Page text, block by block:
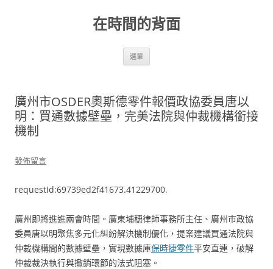
在時間的背面
選單
廣州市OSDER奧斯德零件報價政協委員唐以
明：買通數據壁壘，完美法院與仲裁機構銜接
機制
發佈留言
requestId:69739ed2f41673.41229700.
廣州即將進進兩會時間。廣東埔穗律師事務所主任、廣州市政協
委員唐以明聚焦多元化糾紛解決機制優化，提案建議買通法院與
仲裁機構間的數據壁壘，實現數據庫保時捷零件平安直連，破解
仲裁裁決執行與撤銷環節的法式阻塞。